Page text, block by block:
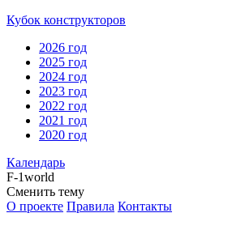
Кубок конструкторов
2026 год
2025 год
2024 год
2023 год
2022 год
2021 год
2020 год
Календарь
F-1world
Сменить тему
О проекте Правила Контакты